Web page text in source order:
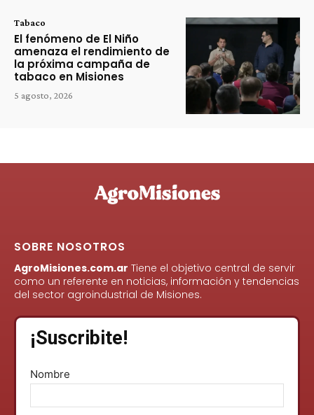
Tabaco
El fenómeno de El Niño
amenaza el rendimiento de
la próxima campaña de
tabaco en Misiones
5 agosto, 2026
SOBRE NOSOTROS
AgroMisiones.com.ar Tiene el objetivo central de servir
como un referente en noticias, información y tendencias
del sector agroindustrial de Misiones.
¡Suscribite!
Nombre